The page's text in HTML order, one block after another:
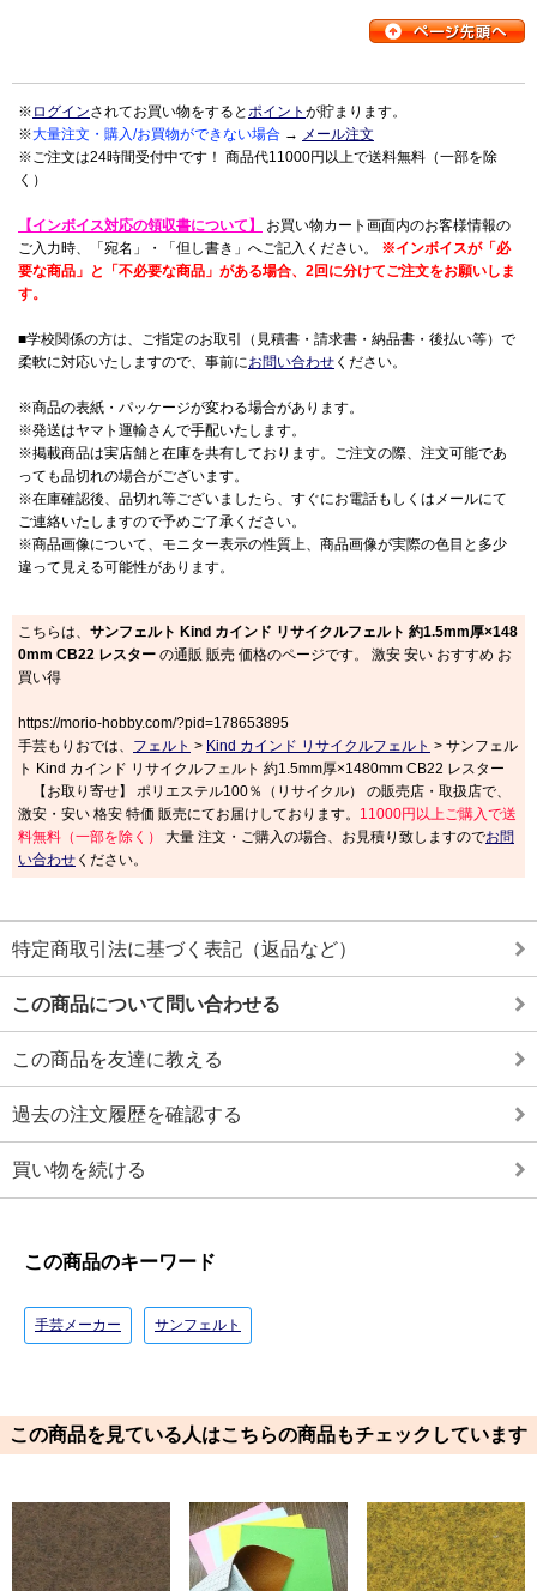
※ ログインされてお買い物をするとポイント が貯まります。
※大量注文・購入/お買物ができない場合 → メール注文
※ご注文は24時間受付中です！ 商品代11000円以上で送料無料（一部を除
く）
【インボイス対応の領収書について】
お買い物カート画面内のお客様情報の
ご入力時、「宛名」・「但し書き」へご記入ください。 ※インボイスが「必
要な商品」と「不必要な商品」がある場合、2回に分けてご注文をお願いしま
す。
■学校関係の方は、ご指定のお取引（見積書・請求書・納品書・後払い等）で
柔軟に対応いたしますので、事前にお問い合わせ ください。
※商品の表紙・パッケージが変わる場合があります。
※発送はヤマト運輸さんで手配いたします。
※掲載商品は実店舗と在庫を共有しております。ご注文の際、注文可能であ
っても品切れの場合がございます。
※在庫確認後、品切れ等ございましたら、すぐにお電話もしくはメールにて
ご連絡いたしますので予めご了承ください。
※商品画像について、モニター表示の性質上、商品画像が実際の色目と多少
違って見える可能性があります。
こちらは、 サンフェルト Kind カインド リサイクルフェルト 約1.5mm厚×148
0mm CB22 レスター の通販 販売 価格のページです。 激安 安い おすすめ お
買い得
https://morio-hobby.com/?pid=178653895
手芸もりおでは、 フェルト > Kind カインド リサイクルフェルト > サンフェル
ト Kind カインド リサイクルフェルト 約1.5mm厚×1480mm CB22 レスター
【お取り寄せ】 ポリエステル100％（リサイクル） の販売店・取扱店で、
激安・安い 格安 特価 販売にてお届けしております。 11000円以上ご購入で送
料無料（一部を除く）
大量 注文・ご購入の場合、お見積り致しますのでお問
い合わせ ください。
特定商取引法に基づく表記（返品など）
この商品について問い合わせる
この商品を友達に教える
過去の注文履歴を確認する
買い物を続ける
この商品のキーワード
手芸メーカー サンフェルト
この商品を見ている人はこちらの商品もチェックしています